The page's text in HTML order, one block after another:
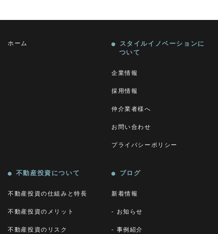
ホーム
スタイルイノベーションに
ついて
企業情報
採用情報
仲介業者様へ
お問い合わせ
プライバシーポリシー
不動産投資について
不動産投資の仕組みと特長
不動産投資のメリット
不動産投資のリスク
ブログ
新着情報
お知らせ
事例紹介